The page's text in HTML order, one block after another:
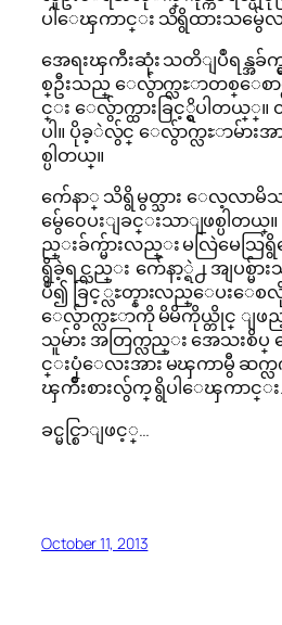
ပါေၾကာင္း သိရွိထားသမွ်ေလး
အေရးၾကီးဆုံး သတိျပဳရန္အခ်
စ္ဦးသည္ ေလွ်ာက္လႊာတစ္ေစာင္
င္း ေလွ်ာက္ထားခြင့္ရွိပါတယ္္။
ပါ။ ပိုခ့ဲလွ်င္ ေလွ်ာက္လႊာမ်ားအာ
စ္ပါတယ္။
က်ေနာ္ သိရွိ မွတ္သား ေလ့လာမိ
မွ်ေ၀ေပးျခင္းသာျဖစ္ပါတယ္။
ည္းခ်က္မ်ားလည္း မလြဲမေသြ
ရွိခဲ့ရင္လည္း က်ေနာ့္ရဲ႕ အျပစ္မ်ာ
ပဳ၍ ခြင့္လႊတ္နားလည္ေပးေစလို
ေလွ်ာက္လႊာကို မိမိကိုယ္တိုင္ ျဖ
သူမ်ား အတြက္လည္း အေသးစိပ္
င္းပုံေလးအား မၾကာမွီ ဆက္
ၾကိဳးစားလွ်က္ ရွိပါေၾကာင္း
ခင္မင္စြာျဖင့္…
October 11, 2013